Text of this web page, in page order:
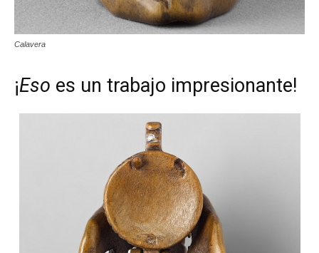
Calavera
¡Eso es un trabajo impresionante!